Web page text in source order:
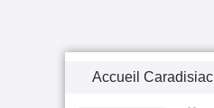
Accueil Caradisiac